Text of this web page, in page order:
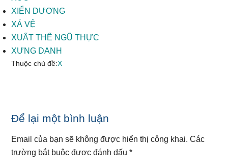
XIỂN DƯƠNG
XÁ VỆ
XUẤT THẾ NGŨ THỰC
XƯNG DANH
Thuộc chủ đề:X
Reader
Interactions
Để lại một bình luận
Email của bạn sẽ không được hiển thị công khai. Các
trường bắt buộc được đánh dấu*